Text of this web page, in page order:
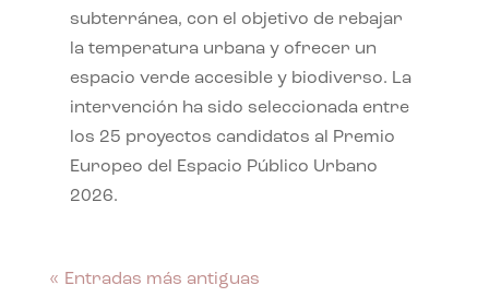
subterránea, con el objetivo de rebajar
la temperatura urbana y ofrecer un
espacio verde accesible y biodiverso. La
intervención ha sido seleccionada entre
los 25 proyectos candidatos al Premio
Europeo del Espacio Público Urbano
2026.
« Entradas más antiguas